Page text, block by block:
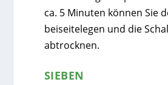
ca. 5 Minuten können Sie
beiseitelegen und die
abtrocknen.
SIEBEN